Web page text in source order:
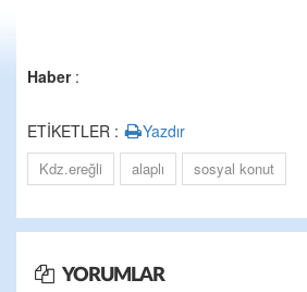
Haber:
ETİKETLER : Yazdır
Kdz.ereğli alaplı sosyal konut
YORUMLAR